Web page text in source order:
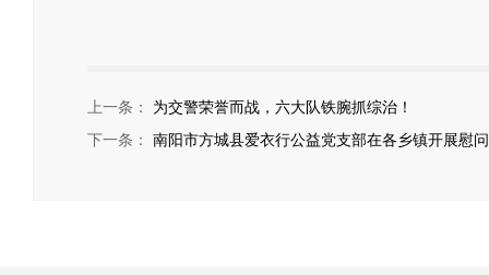
上一条： 为交警荣誉而战，六大队铁腕抓综治！
下一条： 南阳市方城县爱衣行公益党支部在各乡镇开展慰